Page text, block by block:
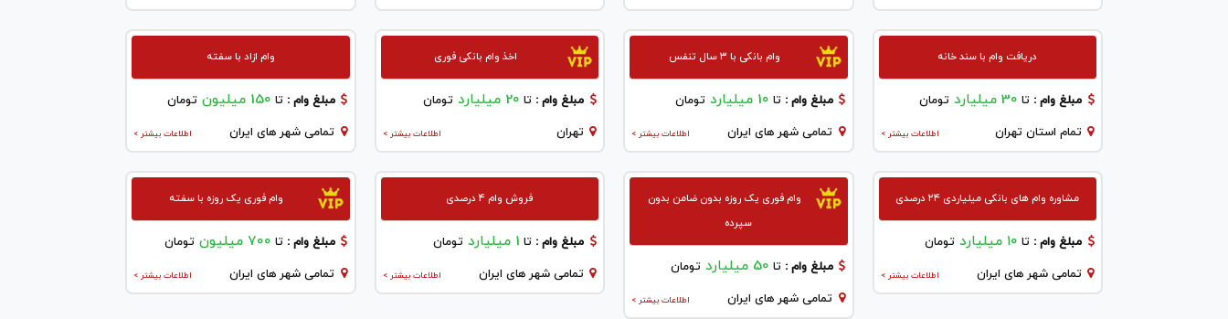
دریافت وام با سند خانه
مبلغ وام : تا 30 میلیارد تومان
اطلاعات بیشتر > تمام استان تهران
وام بانکی با ۳ سال تنفس
مبلغ وام :تا 10 میلیارد تومان
اطلاعات بیشتر > تمامی شهر های ایران
اخذ وام بانکی فوری
مبلغ وام : تا 20 میلیارد تومان
اطلاعات بیشتر > تهران
وام ازاد با سفته
مبلغ وام :تا 150 میلیون تومان
اطلاعات بیشتر > تمامی شهر های ایران
مشاوره وام های بانکی میلیاردی ۲۴ درصدی
مبلغ وام : تا ۱۰ میلیارد تومان
اطلاعات بیشتر > تمامی شهر های ایران
وام فوری یک روزه بدون ضامن بدون
سپرده
مبلغ وام :تا 50 میلیارد تومان
اطلاعات بیشتر > تمامی شهر های ایران
فروش وام 4 درصدی
مبلغ وام : تا 1 میلیارد تومان
اطلاعات بیشتر > تمامی شهر های ایران
وام فوری یک روزه با سفته
مبلغ وام :تا 700 میلیون تومان
اطلاعات بیشتر > تمامی شهر های ایران